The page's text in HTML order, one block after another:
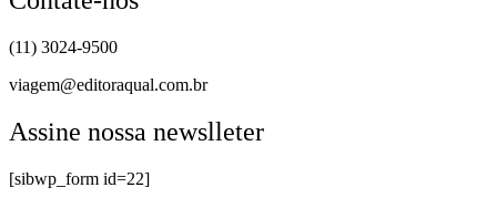
(11) 3024-9500
viagem@editoraqual.com.br
Assine nossa newslleter
[sibwp_form id=22]